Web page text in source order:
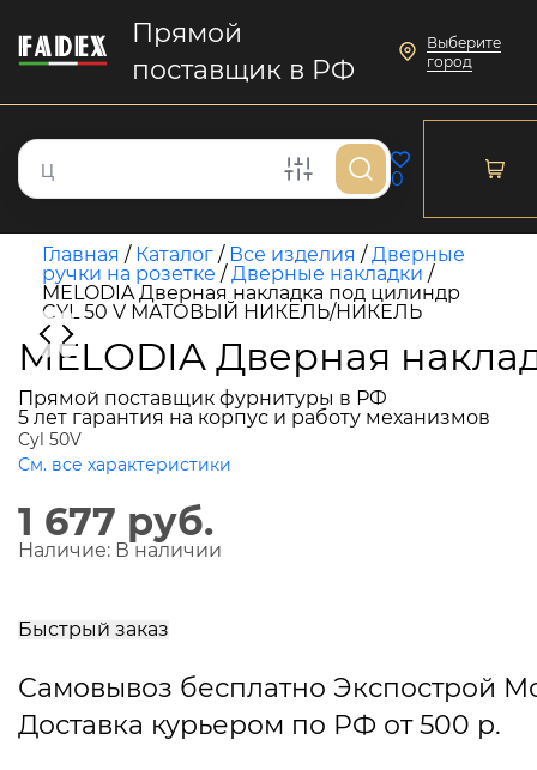
Прямой
поставщик в РФ
Выберите
город
0
Главная / Каталог / Все изделия /Дверные
ручки на розетке /Дверные накладки /
MELODIA Дверная накладка под цилиндр
CYL 50 V МАТОВЫЙ НИКЕЛЬ/НИКЕЛЬ
MELODIA Дверная
Прямой поставщик фурнитуры в РФ
5 лет гарантия на корпус и работу механизмов
Cyl 50V
См. все характеристики
1 677 руб.
Наличие: В наличии
Быстрый заказ
Самовывоз бесплатно Экспострой
Доставка курьером по РФ от 500 р.